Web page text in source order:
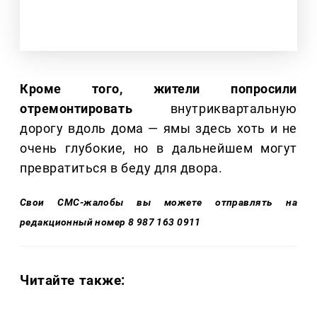
Кроме того, жители попросили
отремонтировать внутриквартальную
дорогу вдоль дома — ямы здесь хоть и не
очень глубокие, но в дальнейшем могут
превратиться в беду для двора.
Свои СМС-жалобы вы можете отправлять на
редакционный номер 8 987 163 0911
Читайте также: